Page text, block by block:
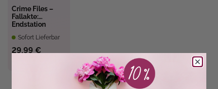
Crime Files –
Fallakte:
Endstation
Sofort Lieferbar
29,99 €